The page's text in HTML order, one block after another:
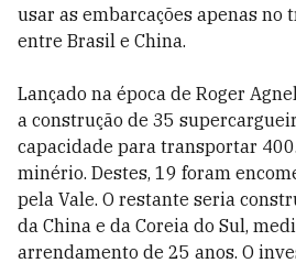
usar as embarcações apenas
entre Brasil e China.
Lançado na época de Roger
a construção de 35
capacidade para transportar
minério. Destes, 19 foram
pela Vale. O restante seria
da China e da Coreia do Sul,
arrendamento de 25 anos. O